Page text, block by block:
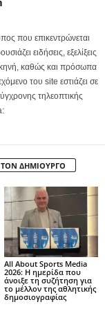
που επικεντρώνεται
ειδήσεις, εξελίξεις
καθώς και πρόσωπα
του site εστιάζει σε
τηλεοπτικής
ΔΗΜΙΟΥΡΓΟ
All About Sports Media
2026: Η ημερίδα που
άνοιξε τη συζήτηση για
το μέλλον της αθλητικής
δημοσιογραφίας